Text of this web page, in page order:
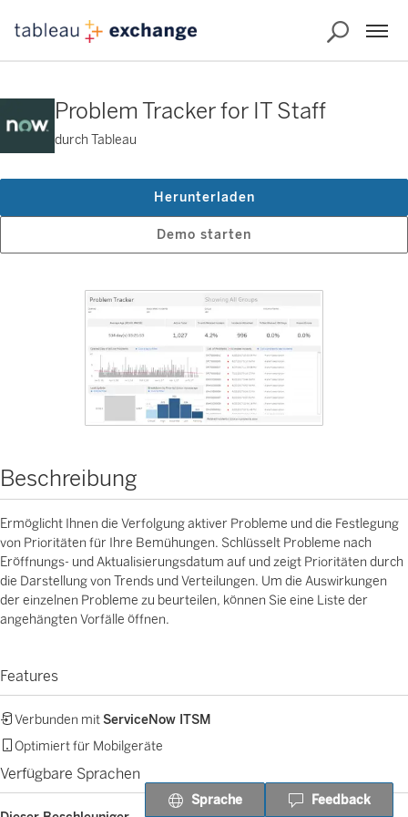
Problem Tracker for IT Staff
durch Tableau
Demo starten
Herunterladen
Beschreibung
Ermöglicht Ihnen die Verfolgung aktiver Probleme und die Festlegung
von Prioritäten für Ihre Bemühungen. Schlüsselt Probleme nach
Eröffnungs- und Aktualisierungsdatum auf und zeigt Prioritäten durch
die Darstellung von Trends und Verteilungen. Um die Auswirkungen
der einzelnen Probleme zu beurteilen, können Sie eine Liste der
angehängten Vorfälle öffnen.
Features
Verbunden mitServiceNow ITSM
Optimiert für Mobilgeräte
Verfügbare Sprachen
Sprache Feedback